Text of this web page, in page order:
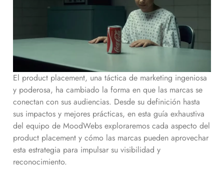
El product placement, una táctica de marketing ingeniosa
y poderosa, ha cambiado la forma en que las marcas se
conectan con sus audiencias. Desde su definición hasta
sus impactos y mejores prácticas, en esta guía exhaustiva
del equipo de MoodWebs exploraremos cada aspecto del
product placement y cómo las marcas pueden aprovechar
esta estrategia para impulsar su visibilidad y
reconocimiento.